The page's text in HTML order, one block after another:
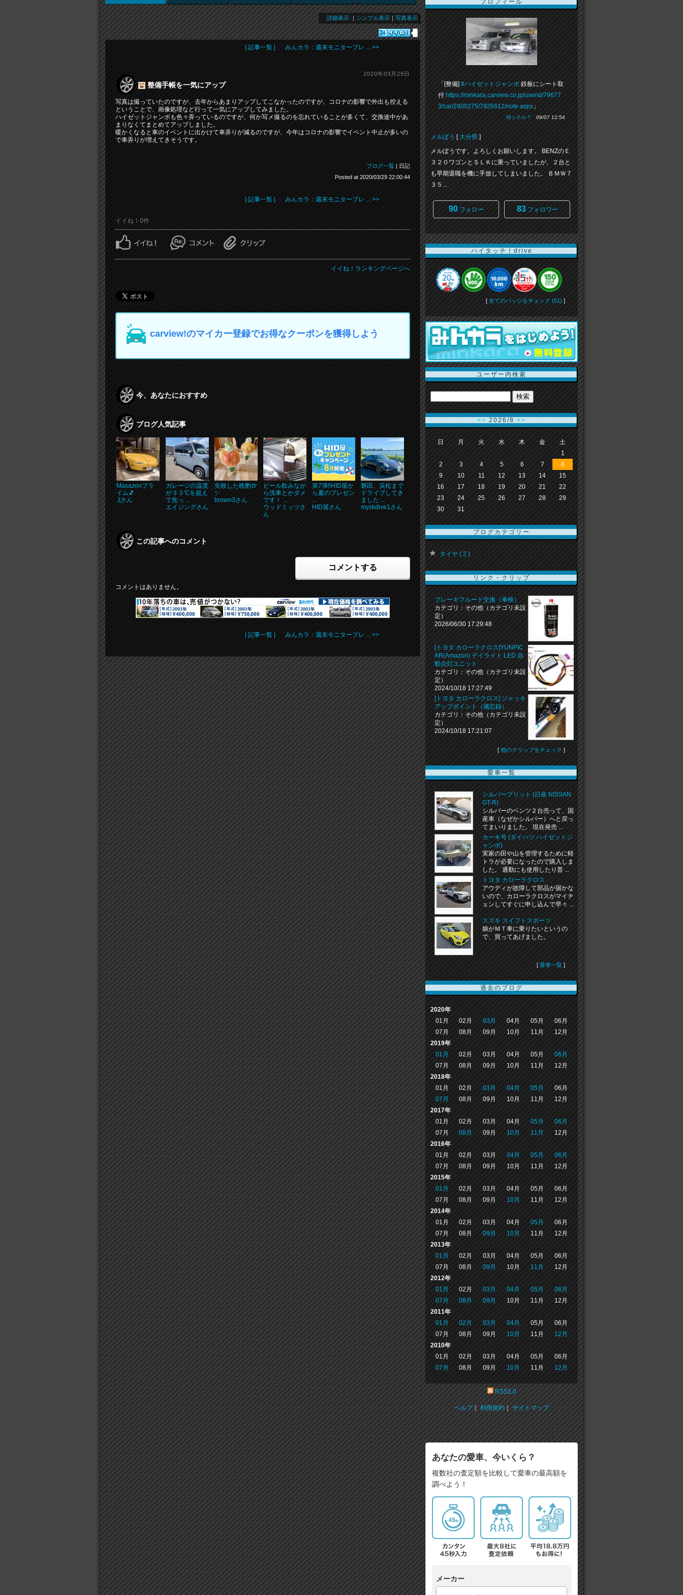
詳細表示 ｜ シンプル表示 ｜ 写真表示
| 記事一覧 | みんカラ：週末モニタープレ ... >>
2020年03月29日
整備手帳を一気にアップ
写真は撮っていたのですが、去年からあまりアップしてこなかったのですが、コロナの影響で外出も控える
ということで、画像処理など行って一気にアップしてみました。
ハイゼットジャンボも色々弄っているのですが、何か写メ撮るのを忘れていることが多くて、交換途中があ
まりなくてまとめてアップしました。
暖かくなると車のイベントに出かけて車弄りが減るのですが、今年はコロナの影響でイベント中止が多いの
で車弄りが増えてきそうです。
ブログ一覧 | 日記
Posted at 2020/03/29 22:00:44
| 記事一覧 | みんカラ：週末モニタープレ ... >>
イイね！0件
イイね！ランキングページへ
carview!のマイカー登録でお得なクーポンを獲得しよう
今、あなたにおすすめ
ブログ人気記事
Masazonプラ
イム🎵
.ξさん
ガレージの温度
が３３℃を超え
て焦っ ...
エイジングさん
失敗した晩酌🍺
✨
brown3さん
ビール飲みなが
ら洗車とかダメ
です！ ...
ウッドミッツさ
ん
第7弾‼️HID屋か
ら夏のプレゼン
HID屋さん
磐田、浜松まで
ドライブしてき
ました ...
myzkdive1さん
この記事へのコメント
コメントする
コメントはありません。
| 記事一覧 | みんカラ：週末モニタープレ ... >>
プロフィール
「[整備] #ハイゼットジャンボ 鉄板にシート取
付 https://minkara.carview.co.jp/userid/79677
3/car/2900275/7926612/note.aspx 」
何シテル？ 09/07 12:54
メルぼう [大分県]
メルぼうです。よろしくお願いします。 BENZのＥ
３２０ワゴンとＳＬＫに乗っていましたが、２台と
も早期退職を機に手放してしまいました。 ＢＭＷ７
３５...
90フォロー 83フォロワー
ハイタッチ！drive
[全てのバッジをチェック (51) ]
ユーザー内検索
<< 2026/8 >>
日 月 火 水 木 金
土
1
2
3 4 5 6 7
8
9
10 11 12 13 14
15
16
17 18 19 20 21
22
23
24 25 26 27 28
29
30
31
ブログカテゴリー
タイヤ ( 2 )
リンク・クリップ
ブレーキフルード交換（車検）
カテゴリ：その他（カテゴリ未設
定）
2026/06/30 17:29:48
[トヨタ カローラクロス]YUNPIC
AR(Amazon) デイライト LED 自
動点灯ユニット
カテゴリ：その他（カテゴリ未設
定）
2024/10/18 17:27:49
[トヨタ カローラクロス] ジャッキ
アップポイント（備忘録）
カテゴリ：その他（カテゴリ未設
定）
2024/10/18 17:21:07
[ 他のクリップをチェック ]
愛車一覧
シルバーブリット (日産 NISSAN
GT-R)
シルバーのベンツ２台売って、国
産車（なぜかシルバー）へと戻っ
てまいりました。 現在発売 ...
カーキ号 (ダイハツ ハイゼットジ
ャンボ)
実家の田や山を管理するために軽
トラが必要になったので購入しま
した。 通勤にも使用したり普 ...
トヨタ カローラクロス
アウディが故障して部品が届かな
いので、カローラクロスがマイチ
ェンしてすぐに申し込んで早々 ...
スズキ スイフトスポーツ
娘がＭＴ車に乗りたいというの
で、買ってあげました。
[ 愛車一覧 ]
過去のブログ
2020年
01月
02月 03月 04月 05月
06月
07月
08月 09月 10月 11月
12月
2019年
01月
02月 03月 04月 05月
06月
07月
08月 09月 10月 11月
12月
2018年
01月
02月 03月 04月 05月
06月
07月
08月 09月 10月 11月
12月
2017年
01月
02月 03月 04月 05月
06月
07月
08月 09月 10月 11月
12月
2016年
01月
02月 03月 04月 05月
06月
07月
08月 09月 10月 11月
12月
2015年
01月
02月 03月 04月 05月
06月
07月
08月 09月 10月 11月
12月
2014年
01月
02月 03月 04月 05月
06月
07月
08月 09月 10月 11月
12月
2013年
01月
02月 03月 04月 05月
06月
07月
08月 09月 10月 11月
12月
2012年
01月
02月 03月 04月 05月
06月
07月
08月 09月 10月 11月
12月
2011年
01月
02月 03月 04月 05月
06月
07月
08月 09月 10月 11月
12月
2010年
01月
02月 03月 04月 05月
06月
07月
08月 09月 10月 11月 12月
RSS2.0
ヘルプ｜利用規約｜サイトマップ
あなたの愛車、今いくら？
複数社の査定額を比較して愛車の最高額を
調べよう！
メーカー